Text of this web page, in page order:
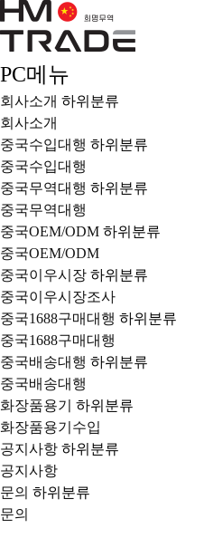
PC메뉴
회사소개 하위분류
회사소개
중국수입대행 하위분류
중국수입대행
중국무역대행 하위분류
중국무역대행
중국OEM/ODM 하위분류
중국OEM/ODM
중국이우시장 하위분류
중국이우시장조사
중국1688구매대행 하위분류
중국1688구매대행
중국배송대행 하위분류
중국배송대행
화장품용기
하위분류
화장품용기수입
공지사항 하위분류
공지사항
문의 하위분류
문의